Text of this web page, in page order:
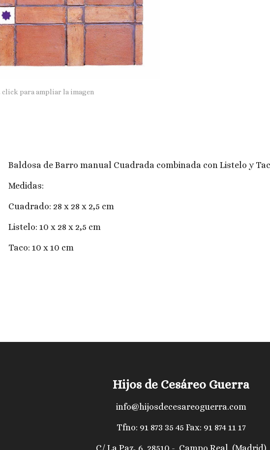
click para ampliar la imagen
Baldosa de Barro manual Cuadrada combinada con Listelo y
Medidas:
Cuadrado: 28 x 28 x 2,5 cm
Listelo: 10 x 28 x 2,5 cm
Taco: 10 x 10 cm
Hijos de Cesáreo Guerra
info@hijosdecesareoguerra.com
Tfno: 91 873 35 45 Fax: 91 874 11 17
C/ La Paz, 6. 28510 - Campo Real (Madrid)